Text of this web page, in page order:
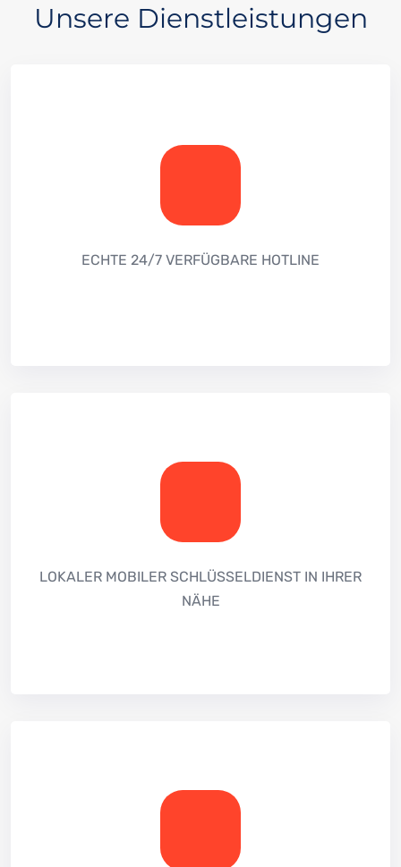
Unsere Dienstleistungen
ECHTE 24/7 VERFÜGBARE HOTLINE
LOKALER MOBILER SCHLÜSSELDIENST IN IHRER
NÄHE